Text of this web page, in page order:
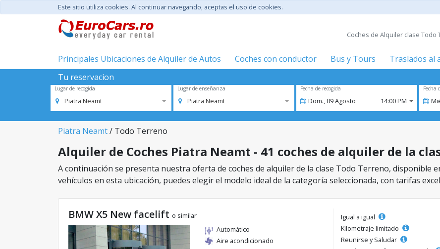
Este sitio utiliza cookies. Al continuar navegando, aceptas el uso de cookies.
Coches de Alquiler clase Todo
Principales Ubicaciones de Alquiler de Autos Coches con conductor Bus y Tours
Traslados al
Tu reservacion
Lugar de recogida
Piatra Neamt
Lugar de enseñanza
Piatra Neamt
Fecha de recogida
Dom.,09Agosto 14:00 PM
Fecha
Piatra Neamt/ Todo Terreno
Alquiler de Coches Piatra Neamt - 41 coches de alquiler de la
A continuación se presenta nuestra oferta de coches de alquiler de la clase Todo Terreno, disponible
vehículos en esta ubicación, puedes elegir el modelo ideal de la categoría seleccionada, con tarifas
BMW X5 New facelift o similar
Automático
Aire acondicionado
Igual a igual
Kilometraje limitado
Reunirse y Saludar